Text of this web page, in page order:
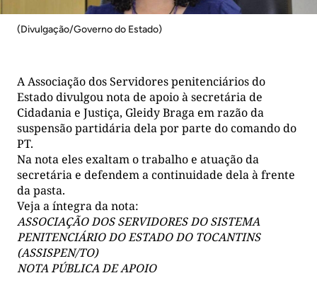
(Divulgação/Governo do Estado)
A Associação dos Servidores penitenciários do
Estado divulgou nota de apoio à secretária de
Cidadania e Justiça, Gleidy Braga em razão da
suspensão partidária dela por parte do comando do
PT.
Na nota eles exaltam o trabalho e atuação da
secretária e defendem a continuidade dela à frente
da pasta.
Veja a íntegra da nota:
ASSOCIAÇÃO DOS SERVIDORES DO SISTEMA
PENITENCIÁRIO DO ESTADO DO TOCANTINS
(ASSISPEN/TO)
NOTA PÚBLICA DE APOIO